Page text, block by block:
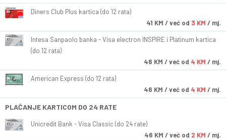
Diners Club Plus kartica (do 12 rata)
41 KM / već od 3 KM / mj.
Intesa Sanpaolo banka - Visa electron INSPIRE i Platinum kartica
(do 12 rata)
46 KM / već od 4 KM / mj.
American Express (do 12 rata)
46 KM / već od 4 KM / mj.
PLAĆANJE KARTICOM DO 24 RATE
Unicredit Bank - Visa Classic (do 24 rate)
46 KM / već od 2 KM / mj.